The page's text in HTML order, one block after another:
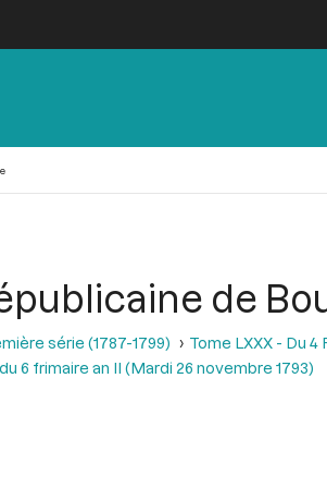
de
série (1787-1799)
Tome LXXX - Du 4
6 frimaire an II (Mardi 26 novembre 1793)